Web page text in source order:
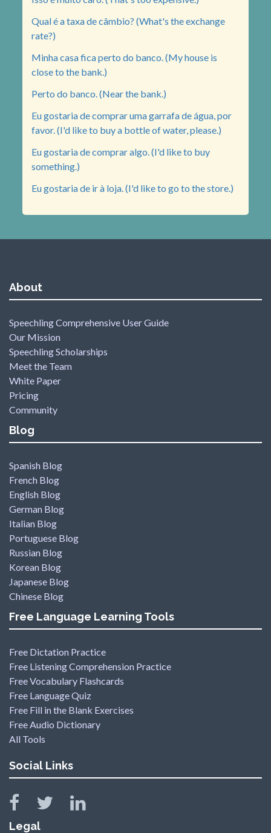
Qual é a taxa de câmbio? (What's the exchange
rate?)
Minha casa fica perto do banco. (My house is
close to the bank.)
Perto do banco. (Near the bank.)
Eu gostaria de comprar uma garrafa de água, por
favor. (I'd like to buy a bottle of water, please.)
Eu gostaria de comprar algo. (I'd like to buy
something.)
Eu gostaria de ir à loja. (I'd like to go to the store.)
About
Speechling Comprehensive User Guide
Our Mission
Speechling Scholarships
Meet the Team
White Paper
Pricing
Community
Blog
Spanish Blog
French Blog
English Blog
German Blog
Italian Blog
Portuguese Blog
Russian Blog
Korean Blog
Japanese Blog
Chinese Blog
Free Language Learning Tools
Free Dictation Practice
Free Listening Comprehension Practice
Free Vocabulary Flashcards
Free Language Quiz
Free Fill in the Blank Exercises
Free Audio Dictionary
All Tools
Social Links
Legal